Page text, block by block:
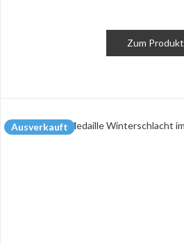
Zum Produkt
Ausverkauft